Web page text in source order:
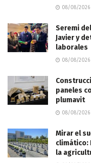
08/08/2026
Seremi
Javier y
laborales
08/08/2026
paneles
plumavit
08/08/2026
Mirar el
climático:
la